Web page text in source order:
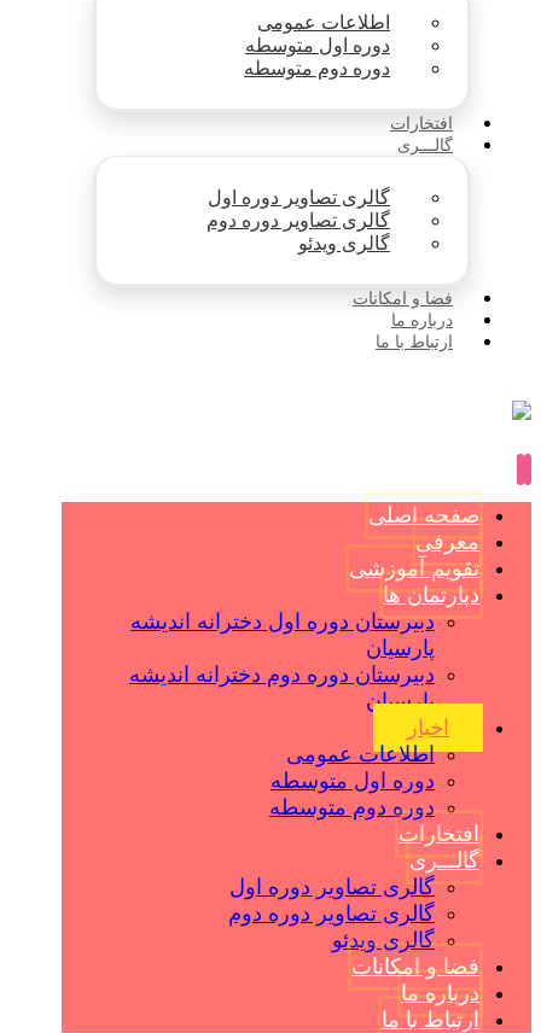
اطلاعات عمومی
دوره اول متوسطه
دوره دوم متوسطه
افتخارات
گالـــری
گالری تصاویر دوره اول
گالری تصاویر دوره دوم
گالری ویدئو
فضا و امکانات
درباره ما
ارتباط با ما
صفحه اصلی
معرفی
تقویم آموزشی
دپارتمان ها
دبیرستان دوره اول دخترانه اندیشه
پارسیان
دبیرستان دوره دوم دخترانه اندیشه
پارسیان
اخبار
اطلاعات عمومی
دوره اول متوسطه
دوره دوم متوسطه
افتخارات
گالـــری
گالری تصاویر دوره اول
گالری تصاویر دوره دوم
گالری ویدئو
فضا و امکانات
درباره ما
ارتباط با ما